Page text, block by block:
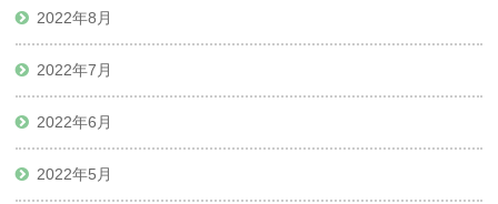
2022年8月
2022年7月
2022年6月
2022年5月